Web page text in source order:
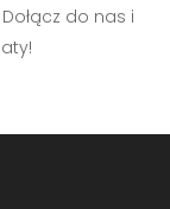
do nas i